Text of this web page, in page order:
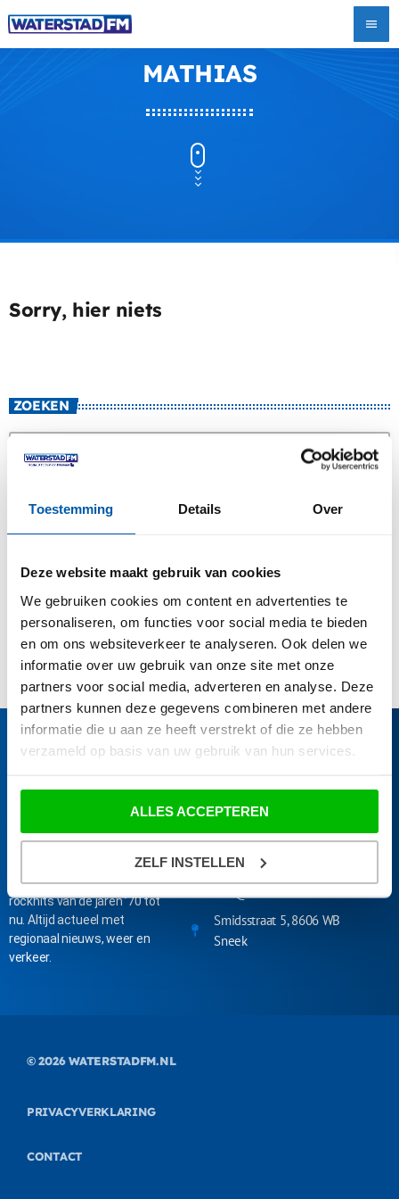
Toestemming Details Over
Deze website maakt gebruik van cookies
We gebruiken cookies om content en advertenties te
personaliseren, om functies voor social media te bieden
en om ons websiteverkeer te analyseren. Ook delen we
informatie over uw gebruik van onze site met onze
partners voor social media, adverteren en analyse. Deze
partners kunnen deze gegevens combineren met andere
informatie die u aan ze heeft verstrekt of die ze hebben
verzameld op basis van uw gebruik van hun services.
ALLES ACCEPTEREN
ZELF INSTELLEN
menu
MATHIAS
Sorry, hier niets
ZOEKEN
search
Acties
Nieuws
HOTEL CALIFORNIA-EAGLES
WATERSTAD FM
Dé radiozender van Friesland
met de beste pop- en
rockhits van de jaren ’70 tot
nu. Altijd actueel met
regionaal nieuws, weer en
verkeer.
CONTACT
085-4015872
Smidsstraat 5, 8606 WB
Sneek
© 2026WATERSTADFM.NL
PRIVACYVERKLARING
CONTACT